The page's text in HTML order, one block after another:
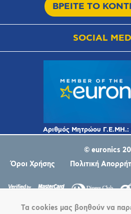
ΒΡΕΙΤΕ ΤΟ
SOCIAL
© euronics
Όροι Χρήσης
Πολιτική
Τα cookies μας βοηθούν να